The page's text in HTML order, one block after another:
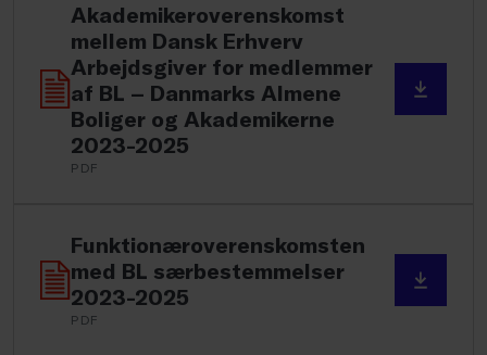
Akademikeroverenskomst
mellem Dansk Erhverv
Arbejdsgiver for medlemmer
af BL – Danmarks Almene
Boliger og Akademikerne
2023-2025
PDF
Funktionæroverenskomsten
med BL særbestemmelser
2023-2025
PDF